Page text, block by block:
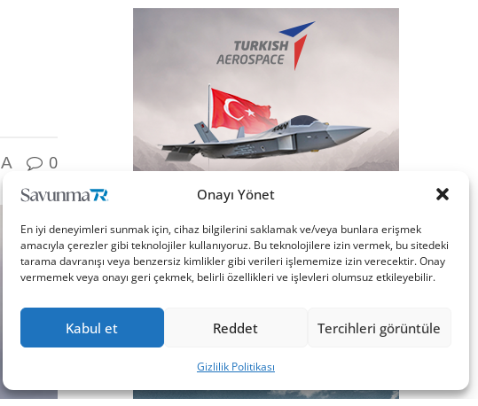
Onayı Yönet
En iyi deneyimleri sunmak için, cihaz bilgilerini saklamak ve/veya bunlara erişmek
amacıyla çerezler gibi teknolojiler kullanıyoruz. Bu teknolojilere izin vermek, bu sitedeki
tarama davranışı veya benzersiz kimlikler gibi verileri işlememize izin verecektir. Onay
vermemek veya onayı geri çekmek, belirli özellikleri ve işlevleri olumsuz etkileyebilir.
Kabul et Reddet Tercihleri görüntüle
Gizlilik Politikası
A 0